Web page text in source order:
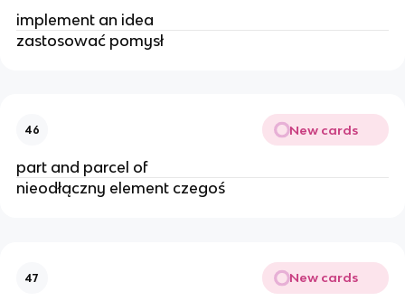
implement an idea
zastosować pomysł
46 New cards
part and parcel of
nieodłączny element czegoś
47 New cards